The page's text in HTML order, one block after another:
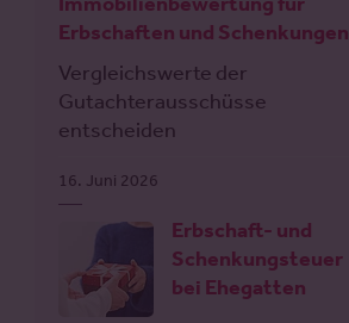
Erbschaften und Schenkungen
Vergleichswerte der
Gutachterausschüsse
entscheiden
16. Juni 2026
Erbschaft- und
Schenkungsteuer
bei Ehegatten